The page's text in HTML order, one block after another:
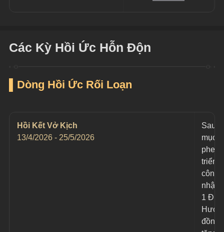
Các Kỳ Hồi Ức Hỗn Độn
▌Dòng Hồi Ức Rối Loạn
Hồi Kết Vở Kịch
13/4/2026 - 25/5/2026
Sau
mục
phe
triển
công
nhận
1
đồng